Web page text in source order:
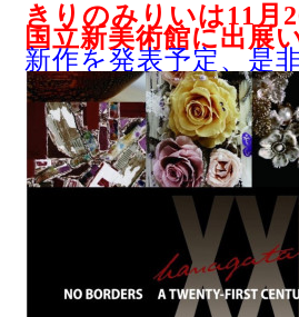
きりのみりいは11月
国立新美術館に出展
新作を発表予定、是